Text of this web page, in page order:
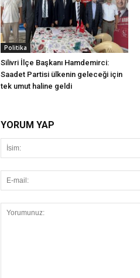
Politika
Silivri İlçe Başkanı Hamdemirci:
Saadet Partisi ülkenin geleceği için
tek umut haline geldi
YORUM YAP